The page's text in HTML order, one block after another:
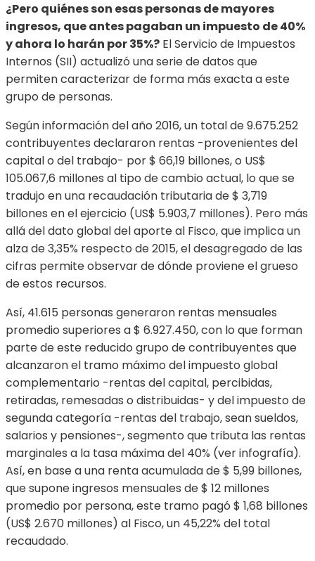
¿Pero quiénes son esas personas de mayores
ingresos, que antes pagaban un impuesto de 40%
y ahora lo harán por 35%? El Servicio de Impuestos
Internos (SII) actualizó una serie de datos que
permiten caracterizar de forma más exacta a este
grupo de personas.
Según información del año 2016, un total de 9.675.252
contribuyentes declararon rentas -provenientes del
capital o del trabajo- por $ 66,19 billones, o US$
105.067,6 millones al tipo de cambio actual, lo que se
tradujo en una recaudación tributaria de $ 3,719
billones en el ejercicio (US$ 5.903,7 millones). Pero más
allá del dato global del aporte al Fisco, que implica un
alza de 3,35% respecto de 2015, el desagregado de las
cifras permite observar de dónde proviene el grueso
de estos recursos.
Así, 41.615 personas generaron rentas mensuales
promedio superiores a $ 6.927.450, con lo que forman
parte de este reducido grupo de contribuyentes que
alcanzaron el tramo máximo del impuesto global
complementario -rentas del capital, percibidas,
retiradas, remesadas o distribuidas- y del impuesto de
segunda categoría -rentas del trabajo, sean sueldos,
salarios y pensiones-, segmento que tributa las rentas
marginales a la tasa máxima del 40% (ver infografía).
Así, en base a una renta acumulada de $ 5,99 billones,
que supone ingresos mensuales de $ 12 millones
promedio por persona, este tramo pagó $ 1,68 billones
(US$ 2.670 millones) al Fisco, un 45,22% del total
recaudado.